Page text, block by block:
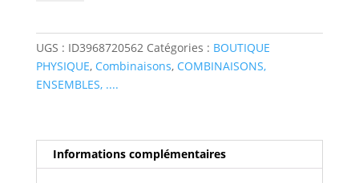
UGS : ID3968720562 Catégories : BOUTIQUE
PHYSIQUE, Combinaisons, COMBINAISONS,
ENSEMBLES, ....
Informations complémentaires